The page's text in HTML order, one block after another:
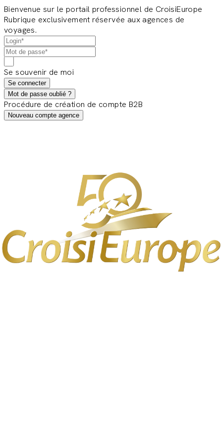
Bienvenue sur le portail professionnel de CroisiEurope
Rubrique exclusivement réservée aux agences de
voyages.
Se souvenir de moi
Se connecter
Mot de passe oublié ?
Procédure de création de compte B2B
Nouveau compte agence